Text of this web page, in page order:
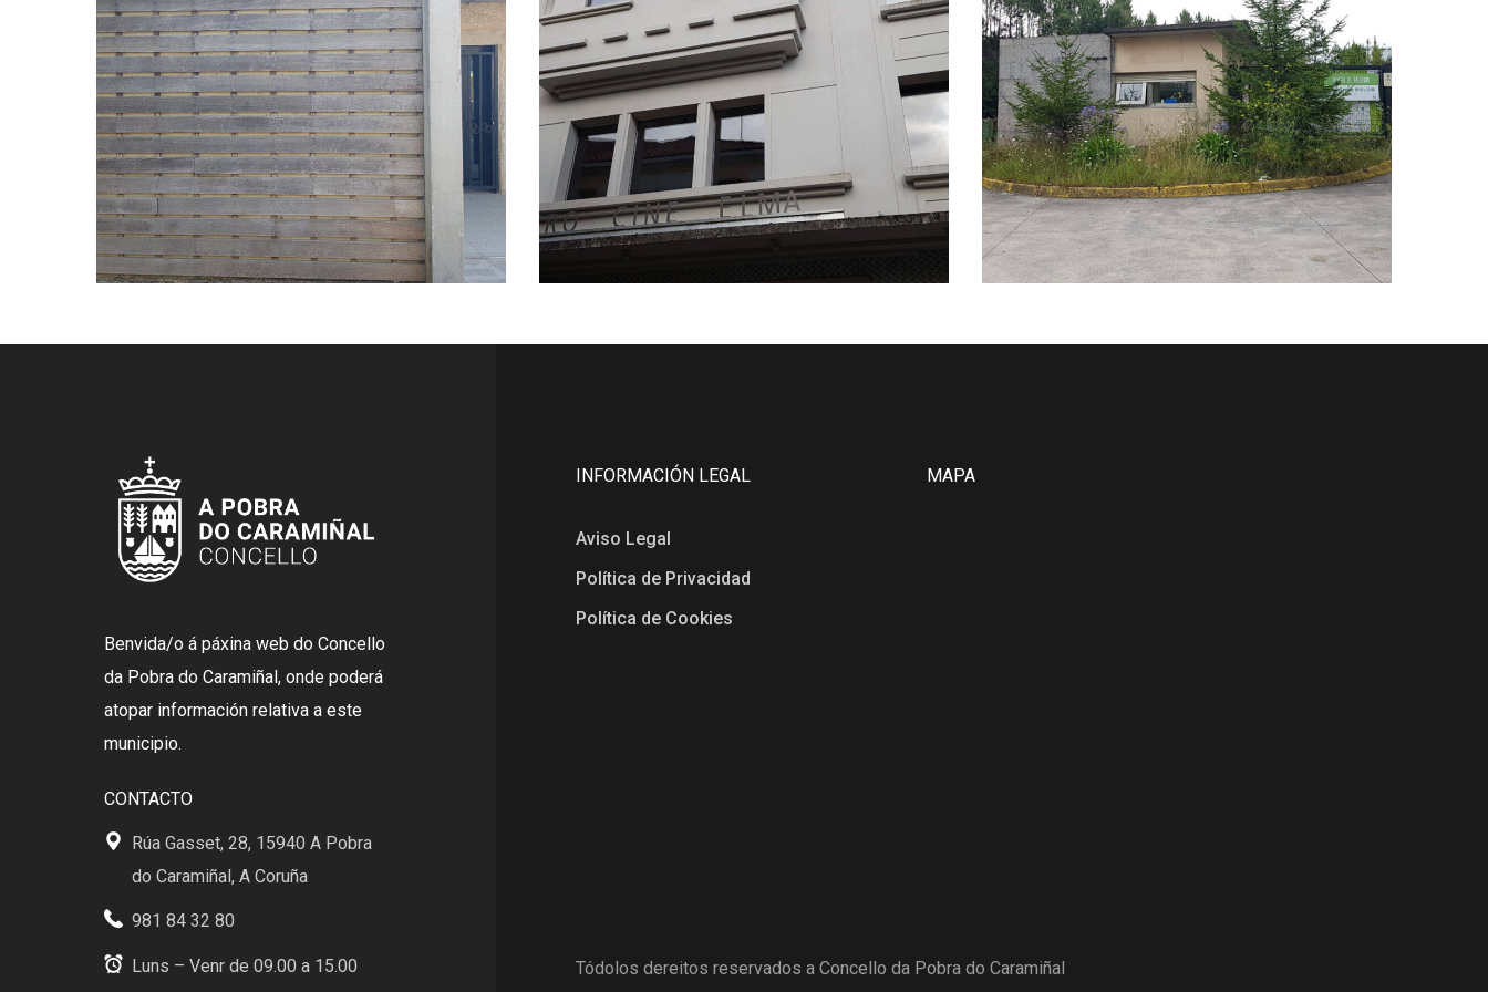
Benvida/o á páxina web do Concello
da Pobra do Caramiñal, onde poderá
atopar información relativa a este
municipio.
CONTACTO
Rúa Gasset, 28, 15940 A Pobra
do Caramiñal, A Coruña
981 84 32 80
Luns – Venr de 09.00 a 15.00
INFORMACIÓN LEGAL
Aviso Legal
Política de Privacidad
Política de Cookies
MAPA
Tódolos dereitos reservados a Concello da Pobra do Caramiñal